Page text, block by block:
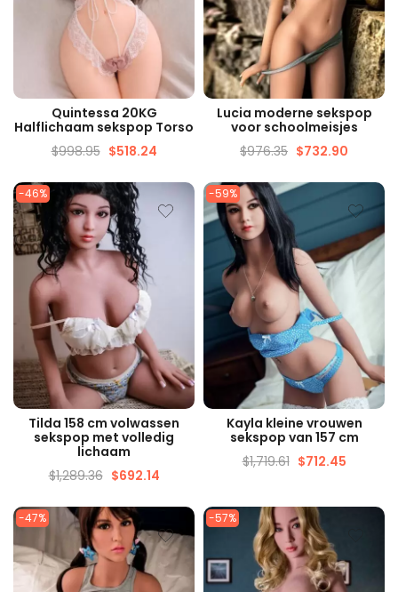
SNELLE WEERGAVE
Quintessa 20KG
Halflichaam sekspop Torso
$998.95 $518.24
SNELLE WEERGAVE
Lucia moderne sekspop
voor schoolmeisjes
$976.35 $732.90
-46%
SNELLE WEERGAVE
Tilda 158 cm volwassen
sekspop met volledig
lichaam
$1,289.36 $692.14
-59%
SNELLE WEERGAVE
Kayla kleine vrouwen
sekspop van 157 cm
$1,719.61 $712.45
-47% -57%